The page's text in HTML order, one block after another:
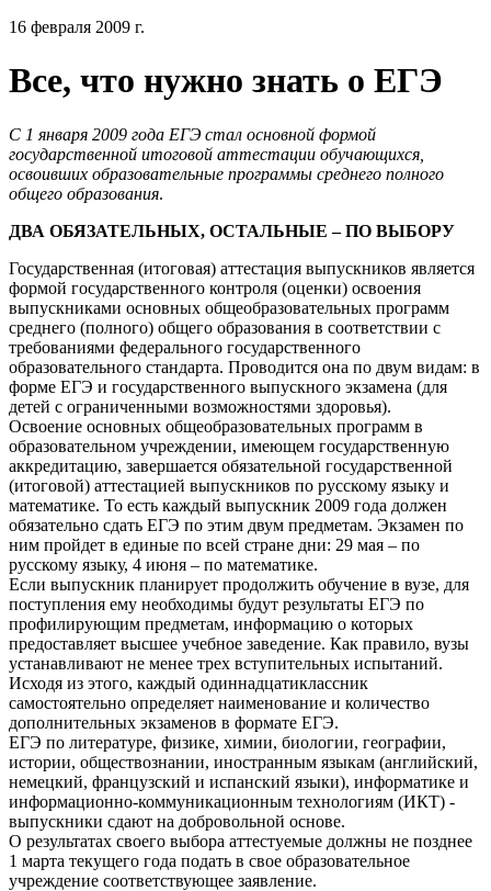
16 февраля 2009 г.
Все, что нужно знать о ЕГЭ
С 1 января 2009 года ЕГЭ стал основной формой
государственной итоговой аттестации обучающихся,
освоивших образовательные программы среднего полного
общего образования.
ДВА ОБЯЗАТЕЛЬНЫХ, ОСТАЛЬНЫЕ – ПО ВЫБОРУ
Государственная (итоговая) аттестация выпускников является
формой государственного контроля (оценки) освоения
выпускниками основных общеобразовательных программ
среднего (полного) общего образования в соответствии с
требованиями федерального государственного
образовательного стандарта. Проводится она по двум видам: в
форме ЕГЭ и государственного выпускного экзамена (для
детей с ограниченными возможностями здоровья).
Освоение основных общеобразовательных программ в
образовательном учреждении, имеющем государственную
аккредитацию, завершается обязательной государственной
(итоговой) аттестацией выпускников по русскому языку и
математике. То есть каждый выпускник 2009 года должен
обязательно сдать ЕГЭ по этим двум предметам. Экзамен по
ним пройдет в единые по всей стране дни: 29 мая – по
русскому языку, 4 июня – по математике.
Если выпускник планирует продолжить обучение в вузе, для
поступления ему необходимы будут результаты ЕГЭ по
профилирующим предметам, информацию о которых
предоставляет высшее учебное заведение. Как правило, вузы
устанавливают не менее трех вступительных испытаний.
Исходя из этого, каждый одиннадцатиклассник
самостоятельно определяет наименование и количество
дополнительных экзаменов в формате ЕГЭ.
ЕГЭ по литературе, физике, химии, биологии, географии,
истории, обществознании, иностранным языкам (английский,
немецкий, французский и испанский языки), информатике и
информационно-коммуникационным технологиям (ИКТ) -
выпускники сдают на добровольной основе.
О результатах своего выбора аттестуемые должны не позднее
1 марта текущего года подать в свое образовательное
учреждение соответствующее заявление.